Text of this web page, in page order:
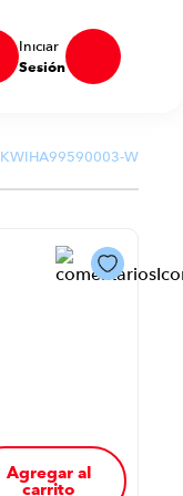
Iniciar
Sesión
KWIHA99590003-W
Agregar al
carrito